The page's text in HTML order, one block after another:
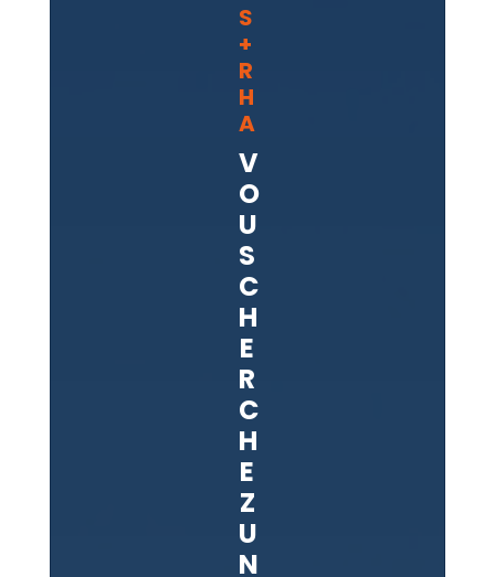
S
+
R
H
A
V
O
U
S
C
H
E
R
C
H
E
Z
U
N